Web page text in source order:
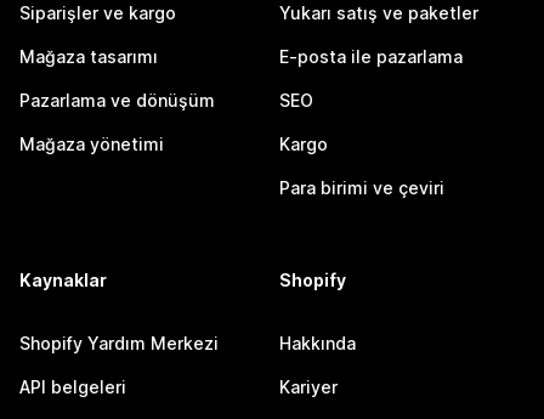
Siparişler ve kargo
Mağaza tasarımı
Pazarlama ve dönüşüm
Mağaza yönetimi
Yukarı satış ve paketler
E-posta ile pazarlama
SEO
Kargo
Para birimi ve çeviri
Kaynaklar
Shopify Yardım Merkezi
API belgeleri
Shopify
Hakkında
Kariyer